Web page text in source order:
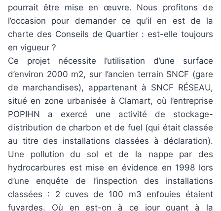
pourrait être mise en œuvre. Nous profitons de
l’occasion pour demander ce qu’il en est de la
charte des Conseils de Quartier : est-elle toujours
en vigueur ?
Ce projet nécessite l’utilisation d’une surface
d’environ 2000 m2, sur l’ancien terrain SNCF (gare
de marchandises), appartenant à SNCF RÉSEAU,
situé en zone urbanisée à Clamart, où l’entreprise
POPIHN a exercé une activité de stockage-
distribution de charbon et de fuel (qui était classée
au titre des installations classées à déclaration).
Une pollution du sol et de la nappe par des
hydrocarbures est mise en évidence en 1998 lors
d’une enquête de l’inspection des installations
classées : 2 cuves de 100 m3 enfouies étaient
fuyardes. Où en est-on à ce jour quant à la